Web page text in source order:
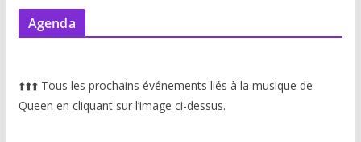
Agenda
⬆️⬆️⬆️ Tous les prochains événements liés à la musique de
Queen en cliquant sur l’image ci-dessus.